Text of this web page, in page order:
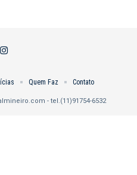
- tel.(11)91754-6532
Quem Faz Contato